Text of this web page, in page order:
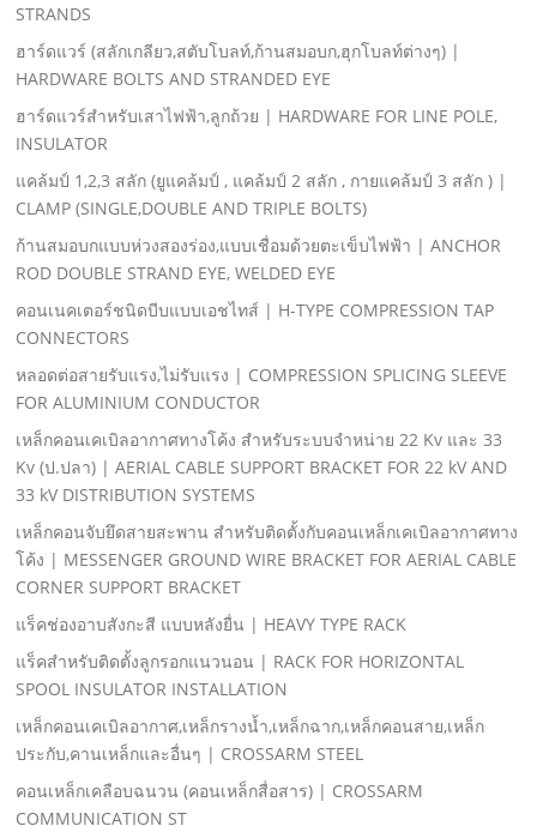
STRANDS
ฮาร์ดแวร์ (สลักเกลียว,สตับโบลท์,ก้านสมอบก,ฮุกโบลท์ต่างๆ) |
HARDWARE BOLTS AND STRANDED EYE
ฮาร์ดแวร์สําหรับเสาไฟฟ้า,ลูกถ้วย | HARDWARE FOR LINE POLE,
INSULATOR
แคล้มป์ 1,2,3 สลัก (ยูแคล้มป์ , แคล้มป์ 2 สลัก , กายแคล้มป์ 3 สลัก ) |
CLAMP (SINGLE,DOUBLE AND TRIPLE BOLTS)
ก้านสมอบกแบบห่วงสองร่อง,แบบเชื่อมด้วยตะเข็บไฟฟ้า | ANCHOR
ROD DOUBLE STRAND EYE, WELDED EYE
คอนเนคเตอร์ชนิดบีบแบบเอชไทส์ | H-TYPE COMPRESSION TAP
CONNECTORS
หลอดต่อสายรับแรง,ไม่รับแรง | COMPRESSION SPLICING SLEEVE
FOR ALUMINIUM CONDUCTOR
เหล็กคอนเคเบิลอากาศทางโค้ง สําหรับระบบจําหน่าย 22 Kv และ 33
Kv (ป.ปลา) | AERIAL CABLE SUPPORT BRACKET FOR 22 kV AND
33 kV DISTRIBUTION SYSTEMS
เหล็กคอนจับยึดสายสะพาน สําหรับติดตั้งกับคอนเหล็กเคเบิลอากาศทาง
โค้ง | MESSENGER GROUND WIRE BRACKET FOR AERIAL CABLE
CORNER SUPPORT BRACKET
แร็คช่องอาบสังกะสี แบบหลังยื่น | HEAVY TYPE RACK
แร็คสําหรับติดตั้งลูกรอกแนวนอน | RACK FOR HORIZONTAL
SPOOL INSULATOR INSTALLATION
เหล็กคอนเคเบิลอากาศ,เหล็กรางนํ้า,เหล็กฉาก,เหล็กคอนสาย,เหล็ก
ประกับ,คานเหล็กและอื่นๆ | CROSSARM STEEL
คอนเหล็กเคลือบฉนวน (คอนเหล็กสื่อสาร) | CROSSARM
COMMUNICATION ST